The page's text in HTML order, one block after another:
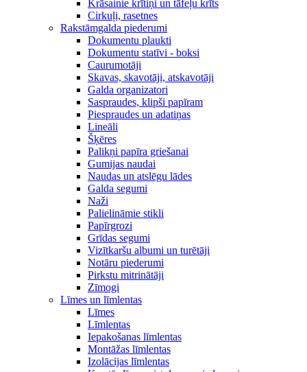
Krāsainie krītiņi un tāfeļu krīts
Cirkuļi, rasetnes
Rakstāmgalda piederumi
Dokumentu plaukti
Dokumentu statīvi - boksi
Caurumotāji
Skavas, skavotāji, atskavotāji
Galda organizatori
Saspraudes, klipši papīram
Piespraudes un adatiņas
Lineāli
Šķēres
Palikņi papīra griešanai
Gumijas naudai
Naudas un atslēgu lādes
Galda segumi
Naži
Palielināmie stikli
Papīrgrozi
Grīdas segumi
Vizītkaršu albumi un turētāji
Notāru piederumi
Pirkstu mitrinātāji
Zīmogi
Līmes un līmlentas
Līmes
Līmlentas
Iepakošanas līmlentas
Montāžas līmlentas
Izolācijas līmlentas